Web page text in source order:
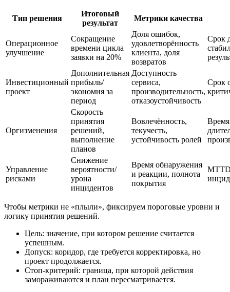
Тип решения
Итоговый
результат
Метрики качества
Операционное
улучшение
Сокращение
времени цикла
заявки на 20%
Доля ошибок,
удовлетворённость
клиента, доля
возвратов
Срок
Инвестиционный
проект
Дополнительная
прибыль/
экономия за
период
Доступность
сервиса,
производительность,
отказоустойчивость
Срок
Оргизменения
Скорость
принятия
решений,
выполнение
планов
Вовлечённость,
текучесть,
устойчивость ролей
Управление
рисками
Снижение
вероятности/
урона
инцидентов
Время обнаружения
и реакции, полнота
покрытия
Чтобы метрики не «плыли», фиксируем пороговые уровни и
логику принятия решений.
Цель: значение, при котором решение считается
успешным.
Допуск: коридор, где требуется корректировка, но
проект продолжается.
Стоп‑критерий: граница, при которой действия
замораживаются и план пересматривается.